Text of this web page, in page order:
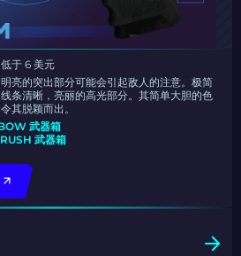
于 6 美元
亮的突出部分可能会引起敌人的注意。极简
条清晰，亮丽的高光部分。其简单大胆的色
其脱颖而出。
武器箱
武器箱